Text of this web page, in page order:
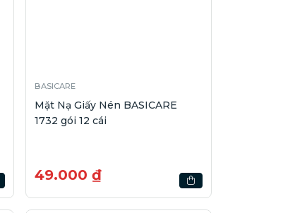
BASICARE
Mặt Nạ Giấy Nén BASICARE
1732 gói 12 cái
49.000 ₫